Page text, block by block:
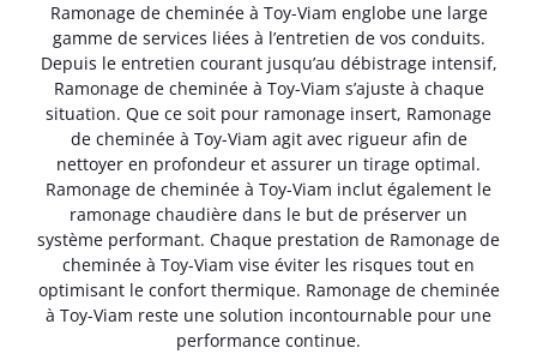
Ramonage de cheminée à Toy-Viam englobe une large
gamme de services liées à l’entretien de vos conduits.
Depuis le entretien courant jusqu’au débistrage intensif,
Ramonage de cheminée à Toy-Viam s’ajuste à chaque
situation. Que ce soit pour ramonage insert, Ramonage
de cheminée à Toy-Viam agit avec rigueur afin de
nettoyer en profondeur et assurer un tirage optimal.
Ramonage de cheminée à Toy-Viam inclut également le
ramonage chaudière dans le but de préserver un
système performant. Chaque prestation de Ramonage de
cheminée à Toy-Viam vise éviter les risques tout en
optimisant le confort thermique. Ramonage de cheminée
à Toy-Viam reste une solution incontournable pour une
performance continue.